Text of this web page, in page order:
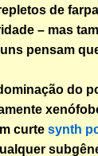
de
– mas
pensam
do
curte synth